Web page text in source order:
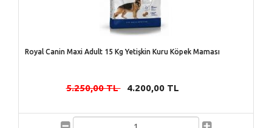
Royal Canin Maxi Adult 15 Kg Yetişkin Kuru Köpek Maması
5.250,00 TL- 4.200,00 TL